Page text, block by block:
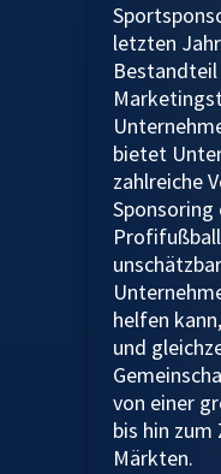
letzten
bietet
zahlreiche
Sponsoring
helfen
und
von einer
bis hin zum
Märkten.